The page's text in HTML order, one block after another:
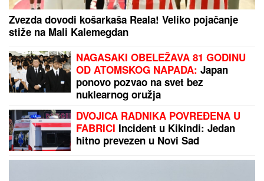
Zvezda dovodi košarkaša Reala! Veliko pojačanje
stiže na Mali Kalemegdan
NAGASAKI OBELEŽAVA 81 GODINU
OD ATOMSKOG NAPADA: Japan
ponovo pozvao na svet bez
nuklearnog oružja
DVOJICA RADNIKA POVREĐENA U
FABRICI Incident u Kikindi: Jedan
hitno prevezen u Novi Sad